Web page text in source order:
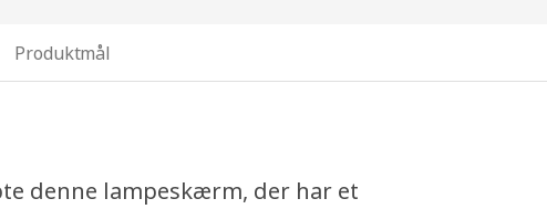
Produktmål
denne lampeskærm, der har et